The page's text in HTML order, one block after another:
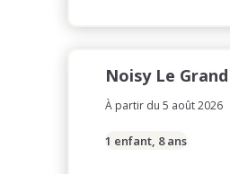
Noisy Le Grand
À partir du 5 août 2026
1 enfant, 8 ans